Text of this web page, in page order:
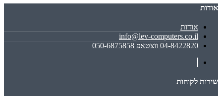
אודות
אודות
info@lev-computers.co.il
04-8422820 ווצטאפ 050-6875858
שירות לקוחות